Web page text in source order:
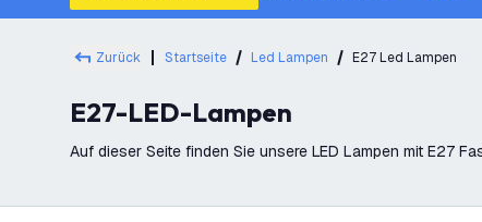
Zurück Startseite Led Lampen E27 Led Lampen
E27-LED-Lampen
Auf dieser Seite finden Sie unsere LED Lampen mit E27